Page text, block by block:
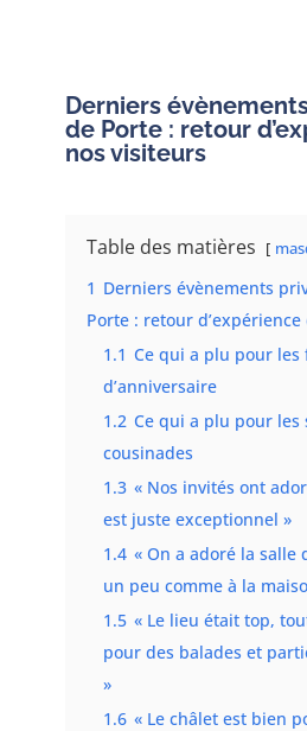
Derniers
de Porte : retour
nos visiteurs
Table des matières
1 Derniers évènements
Porte : retour
1.1 Ce qui a plu pour les
d’anniversaire
1.2 Ce qui a plu pour les
cousinades
1.3 « Nos invités ont
est juste exceptionnel »
1.4 « On a adoré la salle
un peu comme à la
1.5 « Le lieu était top,
pour des balades et
»
1.6 « Le châlet est bien